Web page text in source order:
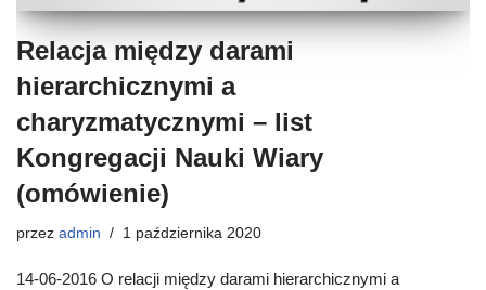
Relacja między darami
hierarchicznymi a
charyzmatycznymi – list
Kongregacji Nauki Wiary
(omówienie)
przez admin 1 października 2020
14-06-2016 O relacji między darami hierarchicznymi a